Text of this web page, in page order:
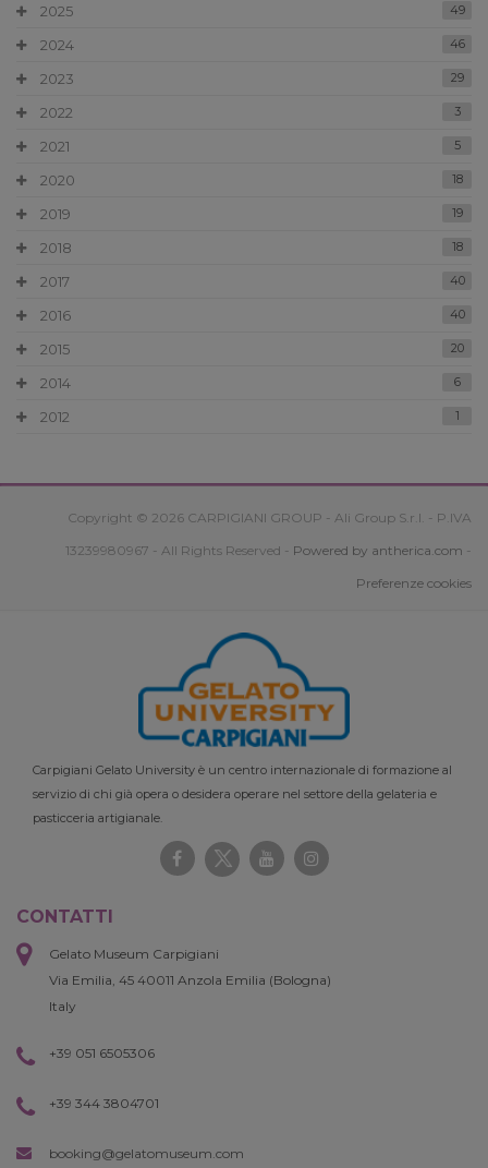
2025 49
2024 46
2023 29
2022 3
2021 5
2020 18
2019 19
2018 18
2017 40
2016 40
2015 20
2014 6
2012 1
Copyright © 2026 CARPIGIANI GROUP - Ali Group S.r.l. - P.IVA
13239980967 - All Rights Reserved - Powered by antherica.com -
Preferenze cookies
Carpigiani Gelato University è un centro internazionale di formazione al
servizio di chi già opera o desidera operare nel settore della gelateria e
pasticceria artigianale.
CONTATTI
Gelato Museum Carpigiani
Via Emilia, 45 40011 Anzola Emilia (Bologna)
Italy
+39 051 6505306
+39 344 3804701
booking@gelatomuseum.com